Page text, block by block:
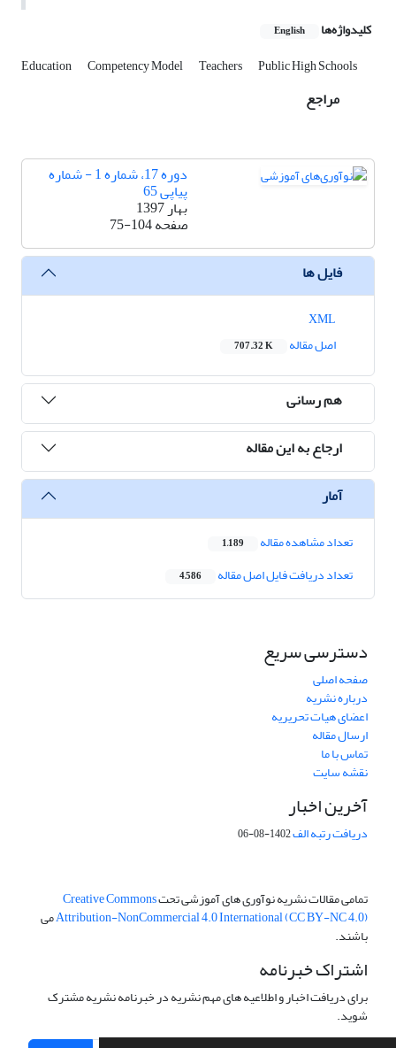
کلیدواژه‌ها English
Education Competency Model Teachers Public High Schools
مراجع
دوره 17، شماره 1 - شماره
پیاپی 65
بهار 1397
صفحه75-104
فایل ها
اصل مقاله
707.32 K
هم رسانی
ارجاع به این مقاله
آمار
تعداد مشاهده مقاله 1,189
تعداد دریافت فایل اصل مقاله 4,586
دسترسی سریع
صفحه اصلی
درباره نشریه
اعضای هیات تحریریه
ارسال مقاله
تماس با ما
نقشه سایت
آخرین اخبار
دریافت رتبه الف1402-08-06
تمامی مقالات نشریه نوآوری های آموزشی تحتCreative Commons
Attribution-NonCommercial 4.0 International (CC BY-NC 4.0)می
باشند.
اشتراک خبرنامه
برای دریافت اخبار و اطلاعیه های مهم نشریه در خبرنامه نشریه مشترک
شوید.